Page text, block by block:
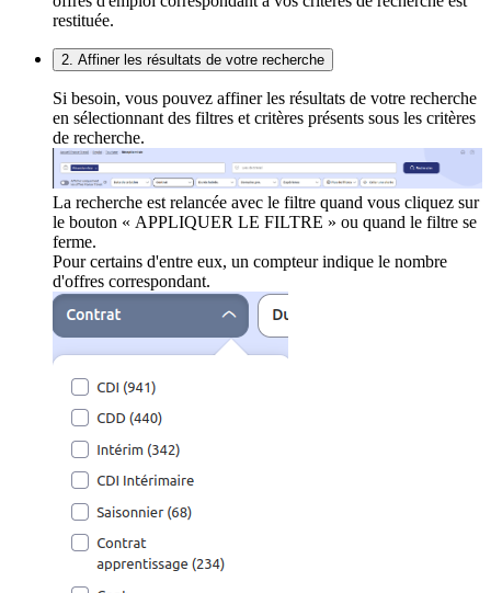
restituée.
2. Affiner les résultats de votre recherche
Si besoin, vous pouvez affiner les résultats de votre recherche
en sélectionnant des filtres et critères présents sous les critères
de recherche.
La recherche est relancée avec le filtre quand vous cliquez sur
le bouton « APPLIQUER LE FILTRE » ou quand le filtre se
ferme.
Pour certains d'entre eux, un compteur indique le nombre
d'offres correspondant.